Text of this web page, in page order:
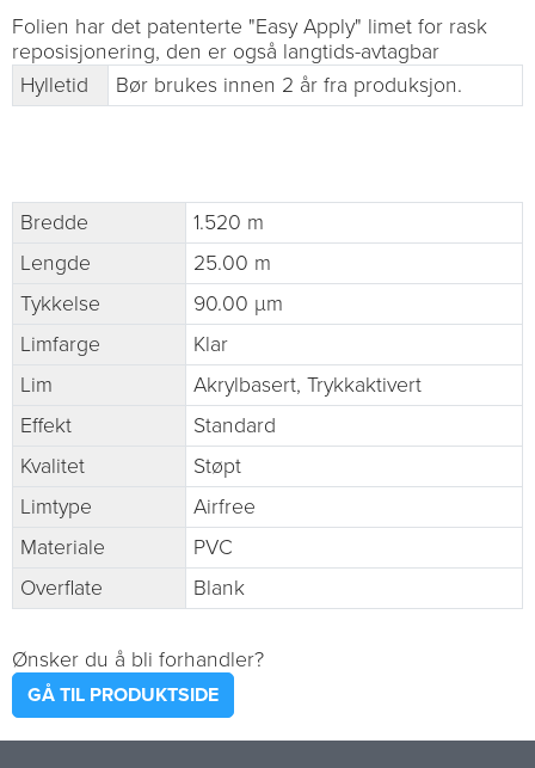
Folien har det patenterte "Easy Apply" limet for rask
reposisjonering, den er også langtids-avtagbar
Hylletid
Bør brukes innen 2 år fra produksjon.
Bredde
1.520 m
Lengde
25.00 m
Tykkelse
90.00 µm
Limfarge
Klar
Lim
Akrylbasert, Trykkaktivert
Effekt
Standard
Kvalitet
Støpt
Limtype
Airfree
Materiale
PVC
Overflate
Blank
Ønsker du å bli forhandler?
GÅ TIL PRODUKTSIDE